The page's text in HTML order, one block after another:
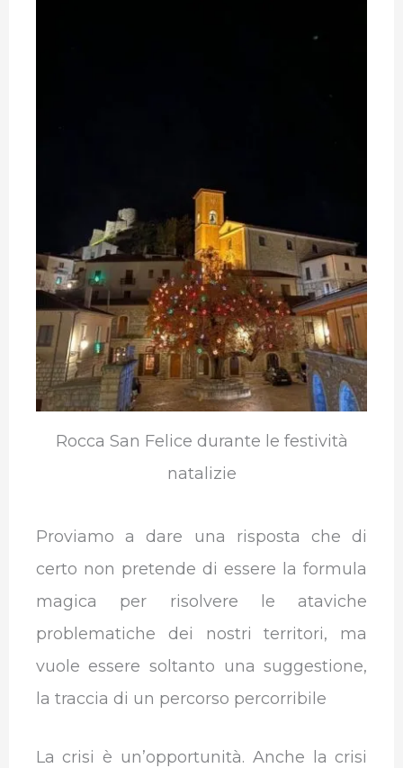
Rocca San Felice durante le festività
natalizie
Proviamo a dare una risposta che di
certo non pretende di essere la formula
magica per risolvere le ataviche
problematiche dei nostri territori, ma
vuole essere soltanto una suggestione,
la traccia di un percorso percorribile
La crisi è un’opportunità. Anche la crisi